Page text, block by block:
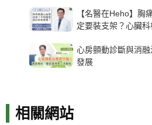
【名醫在Heho】胸
定要裝支架？心臟
心房顫動診斷與消
發展
相關網站